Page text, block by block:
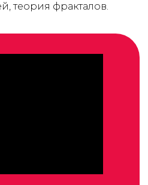
теория фракталов.